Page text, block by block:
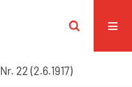
Nr. 22 (2.6.1917)